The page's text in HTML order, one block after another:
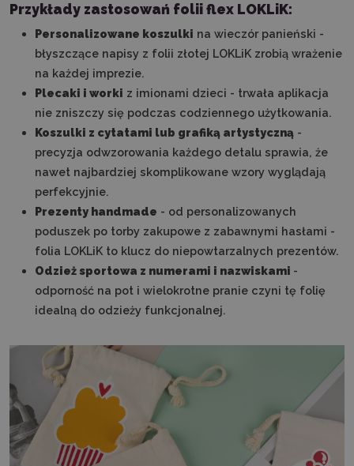
Przykłady zastosowań folii flex LOKLiK:
Personalizowane koszulki na wieczór panieński -
błyszczące napisy z folii złotej LOKLiK zrobią wrażenie
na każdej imprezie.
Plecaki i worki z imionami dzieci - trwała aplikacja
nie zniszczy się podczas codziennego użytkowania.
Koszulki z cytatami lub grafiką artystyczną -
precyzja odwzorowania każdego detalu sprawia, że
nawet najbardziej skomplikowane wzory wyglądają
perfekcyjnie.
Prezenty handmade - od personalizowanych
poduszek po torby zakupowe z zabawnymi hasłami -
folia LOKLiK to klucz do niepowtarzalnych prezentów.
Odzież sportowa z numerami i nazwiskami -
odporność na pot i wielokrotne pranie czyni tę folię
idealną do odzieży funkcjonalnej.